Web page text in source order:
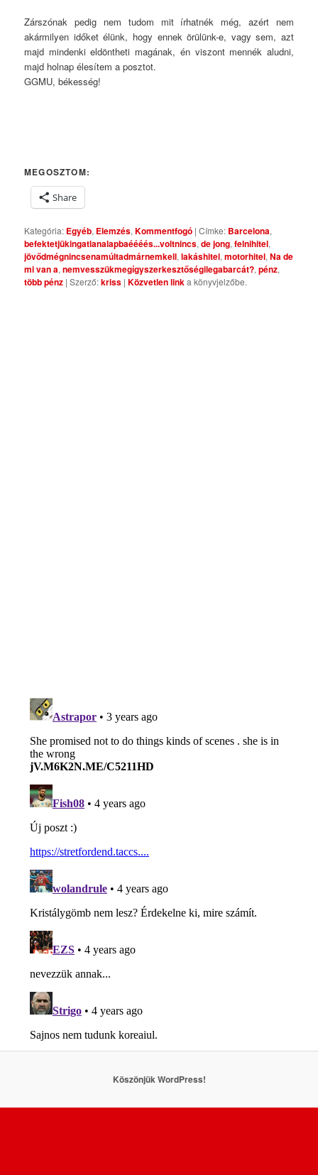
Zárszónak pedig nem tudom mit írhatnék még, azért nem
akármilyen időket élünk, hogy ennek örülünk-e, vagy sem, azt
majd mindenki eldöntheti magának, én viszont mennék aludni,
majd holnap élesítem a posztot.
GGMU, békesség!
MEGOSZTOM:
Share
Kategória: Egyéb, Elemzés,Kommentfogó | Címke: Barcelona,
befektetjükingatlanalapbaéééés...voltnincs,de jong,felnihitel,
jövődmégnincsenamúltadmárnemkell,lakáshitel,motorhitel,Na de
mi van a,nemvesszükmegígyszerkesztőségilegabarcát?,pénz,
több pénz | Szerző:kriss |Közvetlen linka könyvjelzőbe.
Köszönjük WordPress!